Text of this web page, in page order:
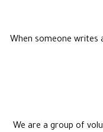
When someone writes
We are a group of